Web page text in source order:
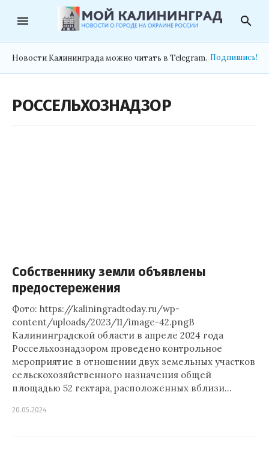
menu search
Новости Калининграда можно читать в Telegram. Подпишись!
РОССЕЛЬХОЗНАДЗОР
Собственнику земли объявлены
предостережения
Фото: https://kaliningradtoday.ru/wp-
content/uploads/2023/11/image-42.pngВ
Калининградской области в апреле 2024 года
Россельхознадзором проведено контрольное
мероприятие в отношении двух земельных участков
сельскохозяйственного назначения общей
площадью 52 гектара, расположенных вблизи…
20.05.2024